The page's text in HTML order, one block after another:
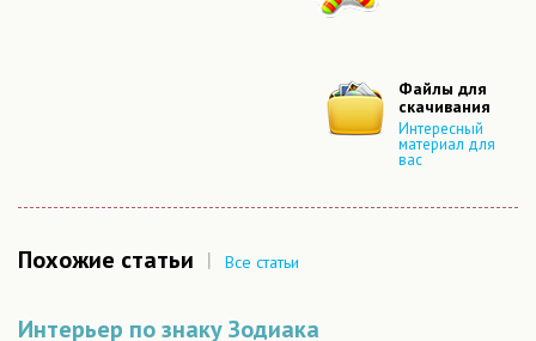
Файлы для
скачивания
Интересный
материал для
вас
Похожие статьи | Все статьи
Интерьер по знаку Зодиака